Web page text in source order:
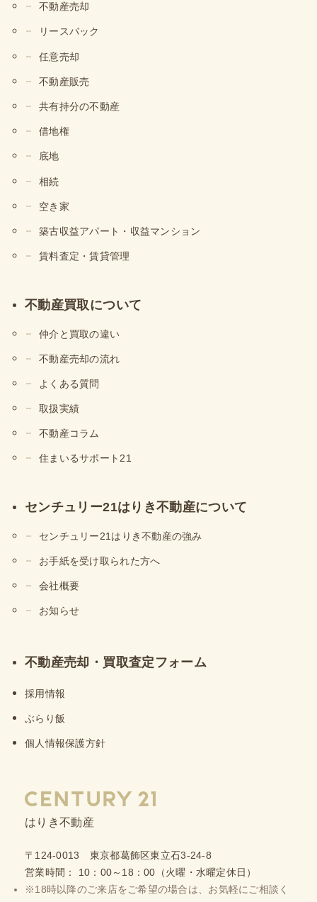
不動産売却
リースバック
任意売却
不動産販売
共有持分の不動産
借地権
底地
相続
空き家
築古収益アパート・収益マンション
賃料査定・賃貸管理
不動産買取について
仲介と買取の違い
不動産売却の流れ
よくある質問
取扱実績
不動産コラム
住まいるサポート21
センチュリー21はりき不動産について
センチュリー21はりき不動産の強み
お手紙を受け取られた方へ
会社概要
お知らせ
不動産売却・買取査定フォーム
採用情報
ぶらり飯
個人情報保護方針
はりき不動産
〒124-0013 東京都葛飾区東立石3-24-8
営業時間： 10：00～18：00（火曜・水曜定休日）
※18時以降のご来店をご希望の場合は、お気軽にご相談く